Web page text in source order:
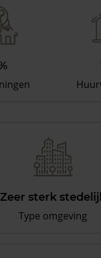
Zeer sterk
Type omgeving